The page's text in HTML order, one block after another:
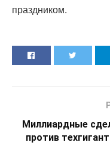
праздником.
Миллиардные
против